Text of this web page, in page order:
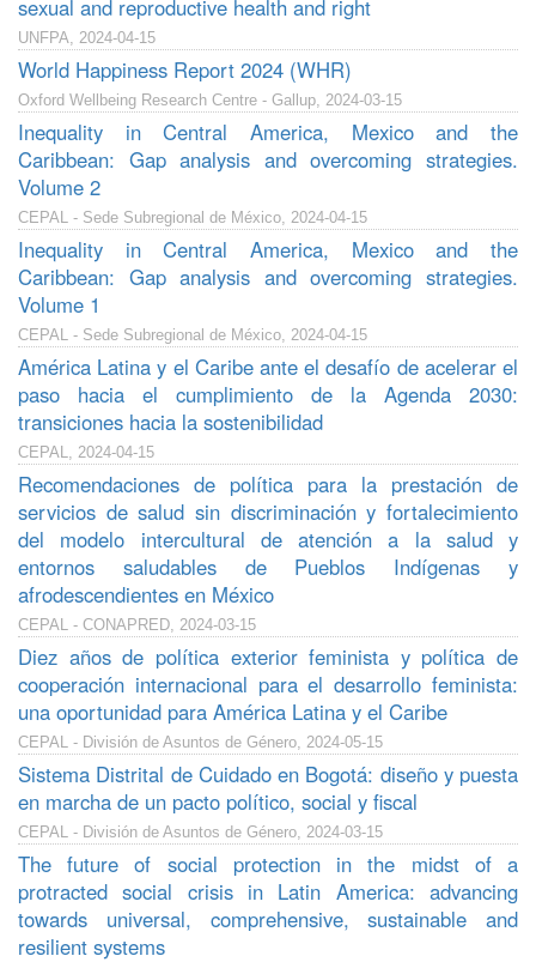
sexual and reproductive health and right
UNFPA, 2024-04-15
World Happiness Report 2024 (WHR)
Oxford Wellbeing Research Centre - Gallup, 2024-03-15
Inequality in Central America, Mexico and the
Caribbean: Gap analysis and overcoming strategies.
Volume 2
CEPAL - Sede Subregional de México, 2024-04-15
Inequality in Central America, Mexico and the
Caribbean: Gap analysis and overcoming strategies.
Volume 1
CEPAL - Sede Subregional de México, 2024-04-15
América Latina y el Caribe ante el desafío de acelerar el
paso hacia el cumplimiento de la Agenda 2030:
transiciones hacia la sostenibilidad
CEPAL, 2024-04-15
Recomendaciones de política para la prestación de
servicios de salud sin discriminación y fortalecimiento
del modelo intercultural de atención a la salud y
entornos saludables de Pueblos Indígenas y
afrodescendientes en México
CEPAL - CONAPRED, 2024-03-15
Diez años de política exterior feminista y política de
cooperación internacional para el desarrollo feminista:
una oportunidad para América Latina y el Caribe
CEPAL - División de Asuntos de Género, 2024-05-15
Sistema Distrital de Cuidado en Bogotá: diseño y puesta
en marcha de un pacto político, social y fiscal
CEPAL - División de Asuntos de Género, 2024-03-15
The future of social protection in the midst of a
protracted social crisis in Latin America: advancing
towards universal, comprehensive, sustainable and
resilient systems